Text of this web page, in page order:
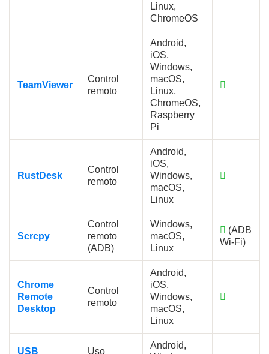
Linux,
ChromeOS
TeamViewer
Control
remoto
Android,
iOS,
Windows,
macOS,
Linux,
ChromeOS,
Raspberry
Pi
RustDesk
Control
remoto
Android,
iOS,
Windows,
macOS,
Linux
Scrcpy
Control
remoto
(ADB)
Windows,
macOS,
Linux
(ADB
Wi‑Fi)
Chrome
Remote
Desktop
Control
remoto
Android,
iOS,
Windows,
macOS,
Linux
USB Uso
Android,